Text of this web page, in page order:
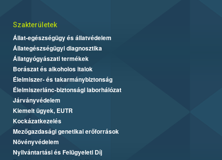
Szakterületek
Állat-egészségügy és állatvédelem
Állategészségügyi diagnosztika
Állatgyógyászati termékek
Borászat és alkoholos italok
Élelmiszer- és takarmánybiztonság
Élelmiszerlánc-biztonsági laborhálózat
Járványvédelem
Kiemelt ügyek, EUTR
Kockázatkezelés
Mezőgazdasági genetikai erőforrások
Növényvédelem
Nyilvántartási és Felügyeleti Díj